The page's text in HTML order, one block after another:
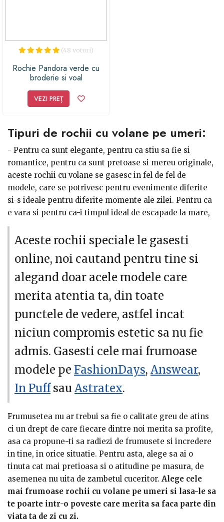
(48 voturi)
Rochie Pandora verde cu
broderie si voal
VEZI PREȚ
Tipuri de rochii cu volane pe umeri:
- Pentru ca sunt elegante, pentru ca stiu sa fie si
romantice, pentru ca sunt pretoase si mereu originale,
aceste rochii cu volane se gasesc in fel de fel de
modele, care se potrivesc pentru evenimente diferite
si-s ideale pentru diferite momente ale zilei. Pentru ca
e vara si pentru ca-i timpul ideal de escapade la mare,
ai putea sa optezi pentru vaporoase rochii cu volane pe
umeri ideale pentru plaja.
- Acestea ofera un adevarat regal de senzualitate si
feminitate, reusind sa fie pe placul soarelui,
transformandu-te intr-o adevarata atractie pentru
privirile insetate de frumos.
- Daca-ti doresti eleganta in orice situatie, chiar si in
cele mai tensionate zile, atunci ce ai spune sa-ti
serioase si sobrerochii cu volane pe umeri office?
Acestea sunt o alegere distinsa care reuseste sa imbine
intr-o maniera originala feminitatea cu bunul gust si cu
aerul oficial pe care-l cere job-ul pe care-l detii.
- Vrei sa impresionezi intr-o noapte speciala pentru
deloc evidenta? Atunci ce ai spune de o pretioasa
rochie cu volane pe umeri de seara ? Un astfel de
model poate sa fie definitia ideala care reuneste toate
calitatile pe care femeia pe detine si merita sa le
exprime prin orice aparitie care se doreste cat mai
speciala.
Unde gasesti cele mai speciale rochii cu volane pe
umeri in diferite culori?
Aceste rochii speciale le gasesti
online, noi cautand pentru tine si
alegand doar acele modele care
merita atentia ta, din toate
punctele de vedere, astfel incat
niciun compromis estetic sa nu fie
admis. Gasesti cele mai frumoase
modele pe FashionDays, Answear,
In Puffsau Astratex.
Frumusetea nu ar trebui sa fie o calitate greu de atins
ci un drept de care fiecare dintre noi merita sa profite,
asa ca propune-ti sa radiezi de frumusete si incredere
in tine, in orice situatie. Pentru asta, alege sa ai o
tinuta cat mai pretioasa si o atitudine pe masura, de
asemenea nu uita de zambetul cuceritor. Alege cele
mai frumoase rochii cu volane pe umeri si lasa-le sa
te poarte intr-o poveste care merita sa faca parte din
viata ta de zi cu zi.